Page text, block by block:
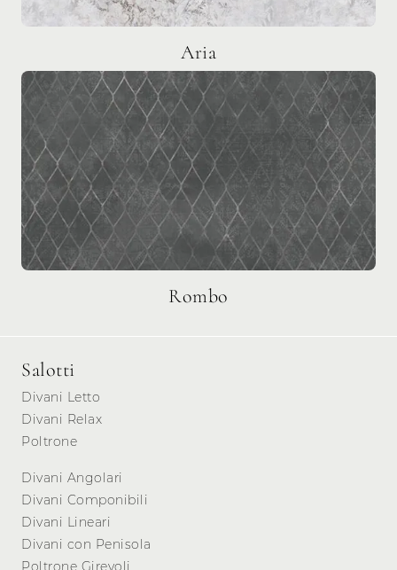
Aria
Rombo
Salotti
Divani Letto
Divani Relax
Poltrone
Divani Angolari
Divani Componibili
Divani Lineari
Divani con Penisola
Poltrone Girevoli